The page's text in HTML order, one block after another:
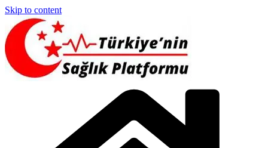
Skip to content